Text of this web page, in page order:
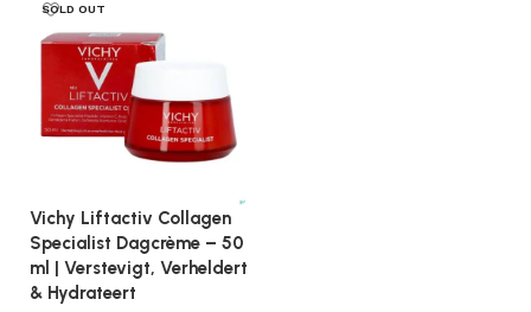
SOLD OUT
Vichy Liftactiv Collagen
Specialist Dagcrème – 50
ml | Verstevigt, Verheldert
& Hydrateert